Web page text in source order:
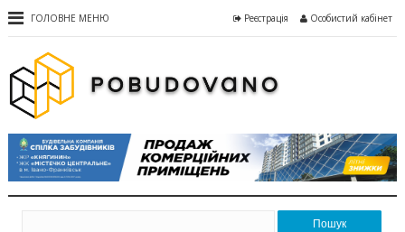
ГОЛОВНЕ МЕНЮ Реєстрація Особистий кабінет
Пошук